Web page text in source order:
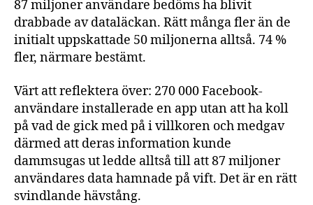
87 miljoner användare bedöms ha blivit
drabbade av dataläckan. Rätt många fler än de
initialt uppskattade 50 miljonerna alltså. 74 %
fler, närmare bestämt.
Värt att reflektera över: 270 000 Facebook-
användare installerade en app utan att ha koll
på vad de gick med på i villkoren och medgav
därmed att deras information kunde
dammsugas ut ledde alltså till att 87 miljoner
användares data hamnade på vift. Det är en rätt
svindlande hävstång.